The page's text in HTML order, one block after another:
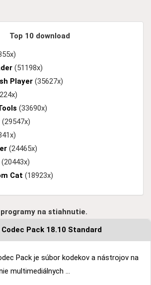
Top 10 download
(51198x)
Player (35627x)
(33690x)
(29547x)
(24465x)
(20443x)
Cat (18923x)
na stiahnutie.
Pack 18.10 Standard
Pack je súbor kodekov a nástrojov na
multimediálnych ...